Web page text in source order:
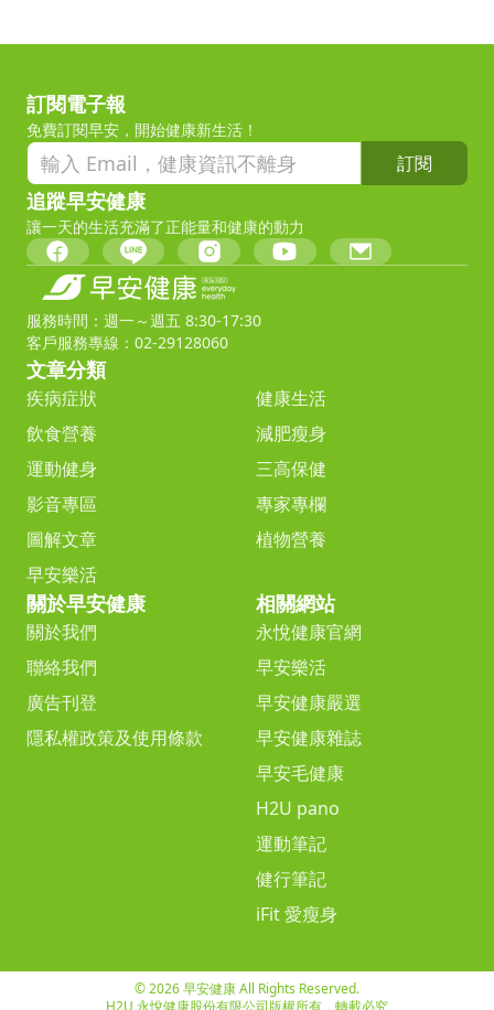
訂閱電子報
免費訂閱早安，開始健康新生活！
訂閱
追蹤早安健康
讓一天的生活充滿了正能量和健康的動力
服務時間：週一～週五 8:30-17:30
客戶服務專線：02-29128060
文章分類
疾病症狀
健康生活
飲食營養
減肥瘦身
運動健身
三高保健
影音專區
專家專欄
圖解文章
植物營養
早安樂活
關於早安健康
關於我們
聯絡我們
廣告刊登
隱私權政策及使用條款
相關網站
永悅健康官網
早安樂活
早安健康嚴選
早安健康雜誌
早安毛健康
H2U pano
運動筆記
健行筆記
iFit 愛瘦身
© 2026 早安健康 All Rights Reserved.
H2U 永悅健康股份有限公司版權所有，轉載必究